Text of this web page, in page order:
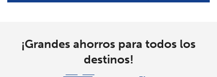
¡Grandes ahorros para todos los
destinos!